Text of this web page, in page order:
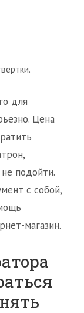
для
Цена
подойти.
с собой,
магазин.